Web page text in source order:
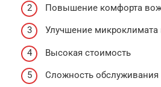
Повышение комфорта
Улучшение микроклимата
Высокая стоимость
Сложность обслуживания